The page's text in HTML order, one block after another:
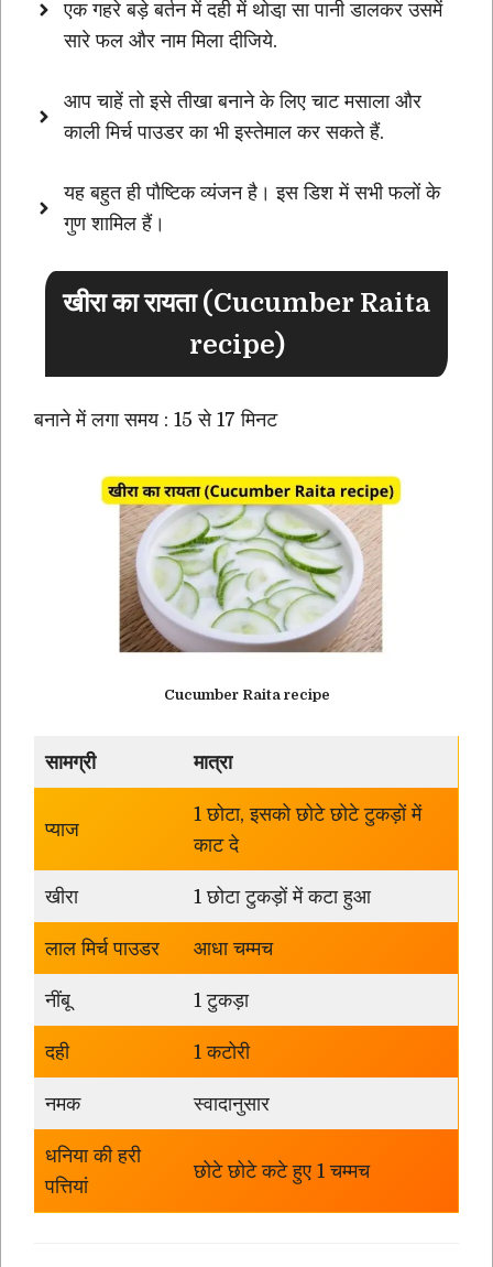
एक गहरे बड़े बर्तन में दही में थोडा़ सा पानी डालकर उसमें
सारे फल और नाम मिला दीजिये.
आप चाहें तो इसे तीखा बनाने के लिए चाट मसाला और
काली मिर्च पाउडर का भी इस्तेमाल कर सकते हैं.
यह बहुत ही पौष्टिक व्यंजन है। इस डिश में सभी फलों के
गुण शामिल हैं।
खीरा का रायता (Cucumber Raita
recipe)
बनाने में लगा समय : 15 से 17 मिनट
Cucumber Raita recipe
सामग्री मात्रा
प्याज
1 छोटा, इसको छोटे छोटे टुकड़ों में
काट दे
खीरा 1 छोटा टुकड़ों में कटा हुआ
लाल मिर्च पाउडर आधा चम्मच
नींबू 1 टुकड़ा
दही 1 कटोरी
नमक स्वादानुसार
धनिया की हरी
पत्तियां
छोटे छोटे कटे हुए 1 चम्मच